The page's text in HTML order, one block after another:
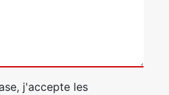
j'accepte les